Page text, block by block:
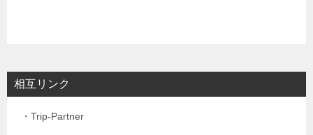
相互リンク
・Trip-Partner